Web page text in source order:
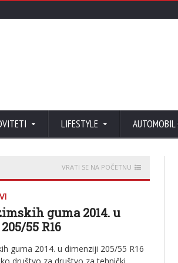
LIFESTYLE AUTOMOBIL
VRATI SE NA POČETNU
guma 2014. u
55 R16
guma 2014. u dimenziji 205/55 R16